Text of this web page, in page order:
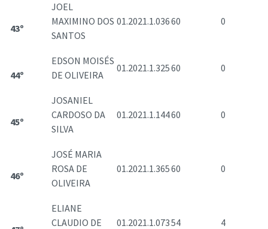
43º
JOEL
MAXIMINO DOS
SANTOS
01.2021.1.03660 0
44º
EDSON MOISÉS
DE OLIVEIRA
01.2021.1.32560 0
45º
JOSANIEL
CARDOSO DA
SILVA
01.2021.1.14460 0
46º
JOSÉ MARIA
ROSA DE
OLIVEIRA
01.2021.1.36560 0
ELIANE
CLAUDIO DE
01.2021.1.07354 4